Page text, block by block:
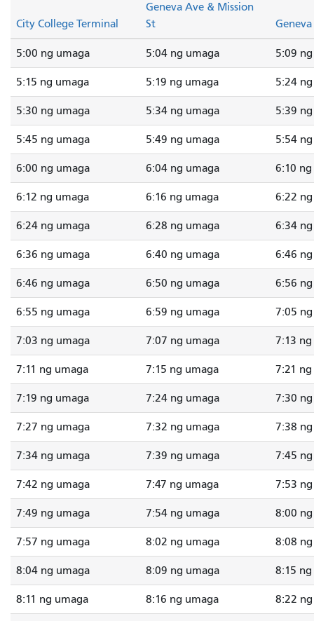
City College Terminal
Geneva Ave & Mission
St
5:00 ng umaga 5:04 ng umaga 5:09
5:15 ng umaga 5:19 ng umaga 5:24
5:30 ng umaga 5:34 ng umaga 5:39
5:45 ng umaga 5:49 ng umaga 5:54
6:00 ng umaga 6:04 ng umaga 6:10
6:12 ng umaga 6:16 ng umaga 6:22
6:24 ng umaga 6:28 ng umaga 6:34
6:36 ng umaga 6:40 ng umaga 6:46
6:46 ng umaga 6:50 ng umaga 6:56
6:55 ng umaga 6:59 ng umaga 7:05
7:03 ng umaga 7:07 ng umaga 7:13
7:11 ng umaga 7:15 ng umaga 7:21
7:19 ng umaga 7:24 ng umaga 7:30
7:27 ng umaga 7:32 ng umaga 7:38
7:34 ng umaga 7:39 ng umaga 7:45
7:42 ng umaga 7:47 ng umaga 7:53
7:49 ng umaga 7:54 ng umaga 8:00
7:57 ng umaga 8:02 ng umaga 8:08
8:04 ng umaga 8:09 ng umaga 8:15
8:11 ng umaga 8:16 ng umaga 8:22